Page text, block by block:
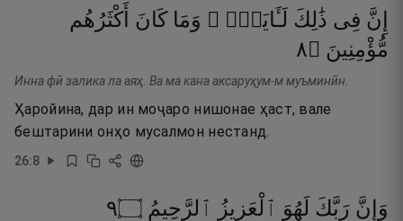
إِنَّ فِى ذَٰلِكَ لَـَٔايَةًۭ ۖ وَمَا كَانَ أَكْثَرُهُم
مُّؤْمِنِينَ ۝٨
Инна фӣ залика ла аяҳ. Ва ма кана аксаруҳум-м муъминӣн.
Ҳаройина, дар ин моҷаро нишонае ҳаст, вале
бештарини онҳо мусалмон нестанд.
26:8
وَإِنَّ رَبَّكَ لَهُوَ ٱلْعَزِيزُ ٱلرَّحِيمُ ۝٩